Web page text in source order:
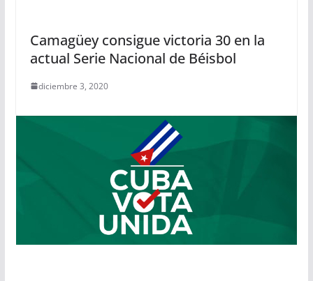
Camagüey consigue victoria 30 en la
actual Serie Nacional de Béisbol
diciembre 3, 2020